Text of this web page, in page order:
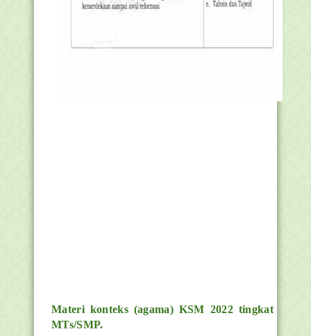
Materi konteks (agama) KSM 2022 tingkat
MTs/SMP.